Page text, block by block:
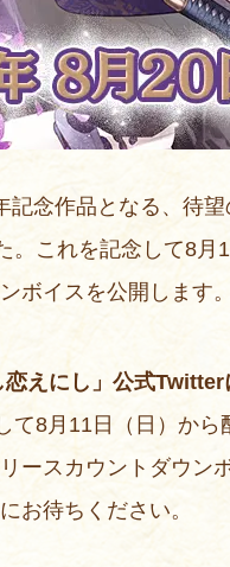
記念作品となる、待
。これを記念して8
ボイスを公開します。
えにし」公式Twitter
て8月11日（日）か
ースカウントダウン
お待ちください。